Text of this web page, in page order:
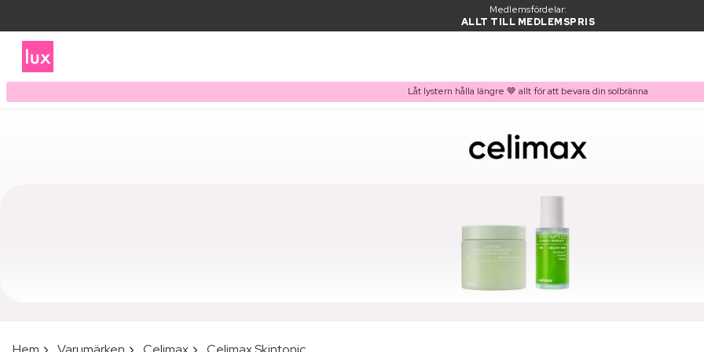
Medlemsfördelar:
ALLT TILL MEDLEMSPRIS
Låt lystern hålla längre 🤎 allt för att bevara din solbränna